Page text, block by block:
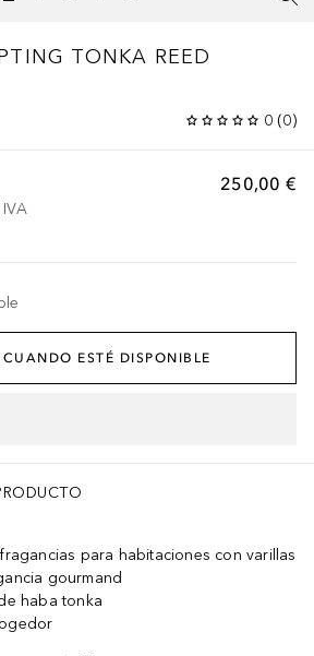
TONKA REED
0 (0)
250,00 €
ESTÉ DISPONIBLE
para habitaciones con varillas
gourmand
haba tonka